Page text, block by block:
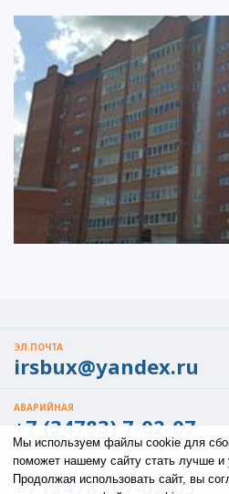
ЭЛ.ПОЧТА
irsbux@yandex.ru
АВАРИЙНАЯ
+7 (34783) 7-02-07
ПО ВСЕМ ВОПРОСАМ
+7 (34783) 7-02-05
Мы используем файлы cookie для
поможет нашему сайту стать лучше и
Продолжая использовать сайт, вы